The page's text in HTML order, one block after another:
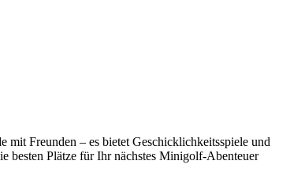
Freunden – es bietet Geschicklichkeitsspiele und
besten Plätze für Ihr nächstes Minigolf-Abenteuer